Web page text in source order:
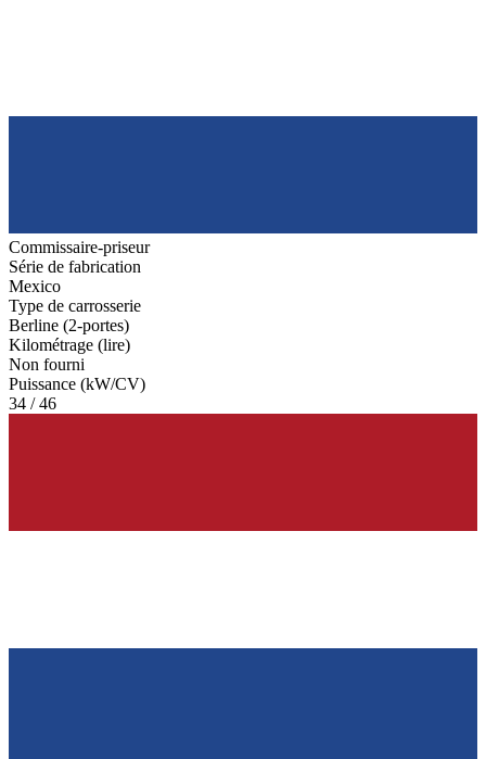
Commissaire-priseur
Série de fabrication
Mexico
Type de carrosserie
Berline (2-portes)
Kilométrage (lire)
Non fourni
Puissance (kW/CV)
34 / 46